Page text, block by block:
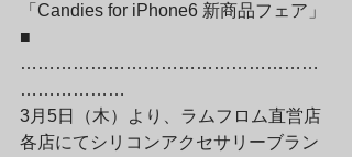
「Candies for iPhone6 新商品フェア」
■
……………………………………………
………………
3月5日（木）より、ラムフロム直営店
各店にてシリコンアクセサリーブラン